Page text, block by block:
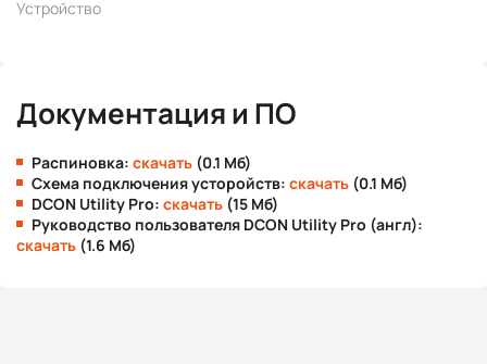
Устройство
Документация и ПО
Распиновка: скачать (0.1 Мб)
Схема подключения усторойств: скачать (0.1 Мб)
DCON Utility Pro: скачать (15 Мб)
Руководство пользователя DCON Utility Pro (англ):
скачать (1.6 Мб)